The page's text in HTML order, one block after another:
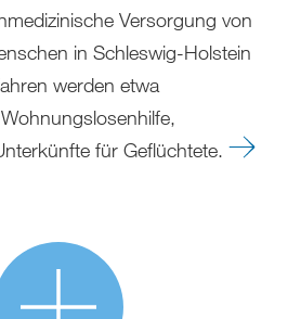
Versorgung von
in Schleswig-Holstein
werden etwa
für Geflüchtete.